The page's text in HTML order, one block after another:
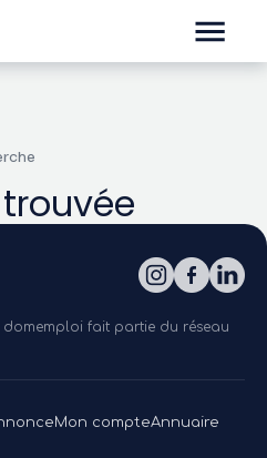
domemploi fait partie du réseau
Mon compteAnnuaire